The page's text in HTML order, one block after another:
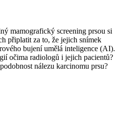
mamografický screening prsou si
připlatit za to, že jejich snímek
bujení umělá inteligence (AI).
očima radiologů i jejich pacientů?
nálezu karcinomu prsu?